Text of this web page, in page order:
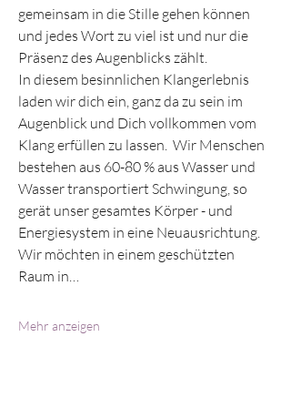
gemeinsam in die Stille gehen können
und jedes Wort zu viel ist und nur die
Präsenz des Augenblicks zählt.
In diesem besinnlichen Klangerlebnis
laden wir dich ein, ganz da zu sein im
Augenblick und Dich vollkommen vom
Klang erfüllen zu lassen.  Wir Menschen
bestehen aus 60-80 % aus Wasser und
Wasser transportiert Schwingung, so
gerät unser gesamtes Körper - und
Energiesystem in eine Neuausrichtung.
Wir möchten in einem geschützten
Raum in…
Mehr anzeigen